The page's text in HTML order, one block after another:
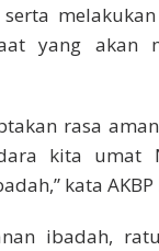
melakukan
yang akan
rasa
kita umat
kata
ibadah,